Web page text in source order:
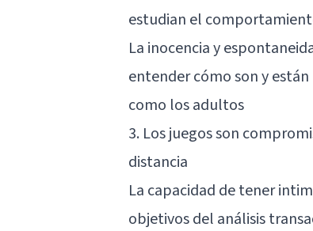
estudian el
La inocencia y
entender cómo son y
como los adultos
3. Los juegos son
distancia
La capacidad de tener
objetivos del análisis